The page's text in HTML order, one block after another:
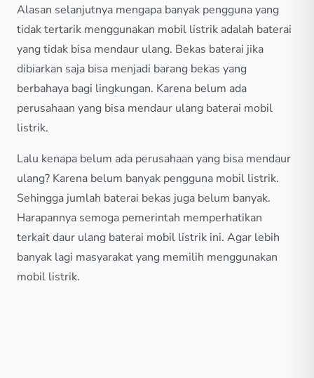
Alasan selanjutnya mengapa banyak pengguna yang
tidak tertarik menggunakan mobil listrik adalah baterai
yang tidak bisa mendaur ulang. Bekas baterai jika
dibiarkan saja bisa menjadi barang bekas yang
berbahaya bagi lingkungan. Karena belum ada
perusahaan yang bisa mendaur ulang baterai mobil
listrik.
Lalu kenapa belum ada perusahaan yang bisa mendaur
ulang? Karena belum banyak pengguna mobil listrik.
Sehingga jumlah baterai bekas juga belum banyak.
Harapannya semoga pemerintah memperhatikan
terkait daur ulang baterai mobil listrik ini. Agar lebih
banyak lagi masyarakat yang memilih menggunakan
mobil listrik.